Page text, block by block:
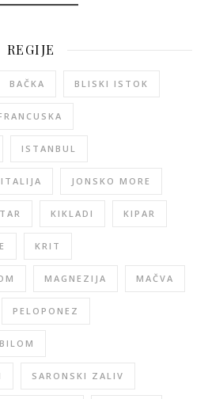
REGIJE
BAČKA BLISKI ISTOK
ISTANBUL
ITALIJA JONSKO MORE
KIKLADI KIPAR
KRIT
MAGNEZIJA MAČVA
PELOPONEZ
SARONSKI ZALIV